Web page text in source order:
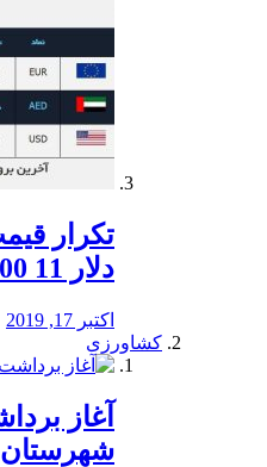
تکرار
دلار 11 400
اکتبر 17, 2019
کشاورزی
آغاز
شهرستان